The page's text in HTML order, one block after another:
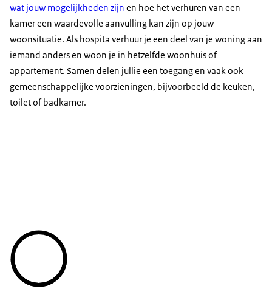
wat jouw mogelijkheden zijn en hoe het verhuren van een
kamer een waardevolle aanvulling kan zijn op jouw
woonsituatie. Als hospita verhuur je een deel van je woning aan
iemand anders en woon je in hetzelfde woonhuis of
appartement. Samen delen jullie een toegang en vaak ook
gemeenschappelijke voorzieningen, bijvoorbeeld de keuken,
toilet of badkamer.